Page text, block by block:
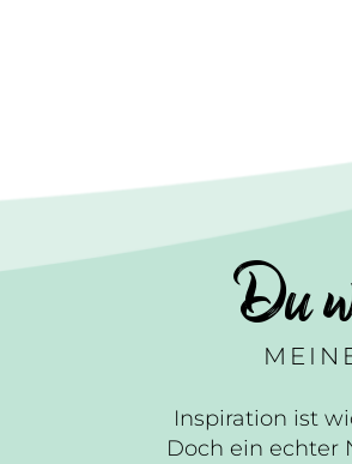
Du
Inspiration ist
Doch ein echter